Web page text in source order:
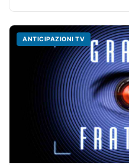
ANTICIPAZIONI TV